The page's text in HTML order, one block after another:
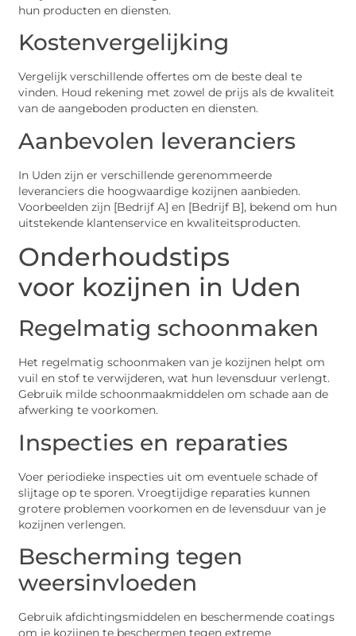
hun producten en diensten.
Kostenvergelijking
Vergelijk verschillende offertes om de beste deal te
vinden. Houd rekening met zowel de prijs als de kwaliteit
van de aangeboden producten en diensten.
Aanbevolen leveranciers
In Uden zijn er verschillende gerenommeerde
leveranciers die hoogwaardige kozijnen aanbieden.
Voorbeelden zijn [Bedrijf A] en [Bedrijf B], bekend om hun
uitstekende klantenservice en kwaliteitsproducten.
Onderhoudstips
voor kozijnen in Uden
Regelmatig schoonmaken
Het regelmatig schoonmaken van je kozijnen helpt om
vuil en stof te verwijderen, wat hun levensduur verlengt.
Gebruik milde schoonmaakmiddelen om schade aan de
afwerking te voorkomen.
Inspecties en reparaties
Voer periodieke inspecties uit om eventuele schade of
slijtage op te sporen. Vroegtijdige reparaties kunnen
grotere problemen voorkomen en de levensduur van je
kozijnen verlengen.
Bescherming tegen
weersinvloeden
Gebruik afdichtingsmiddelen en beschermende coatings
om je kozijnen te beschermen tegen extreme